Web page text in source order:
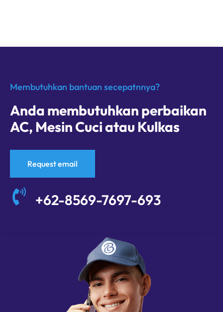
Membutuhkan bantuan secepatnnya?
Anda membutuhkan perbaikan
AC, Mesin Cuci atau Kulkas
Request email
+62-8569-7697-693